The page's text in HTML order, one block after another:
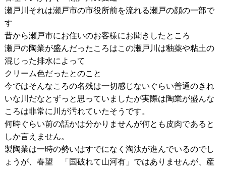
瀬戸川それは瀬戸市の市役所前を流れる瀬戸の顔の一部で
す
昔から瀬戸市にお住いのお客様にお聞きしたところ
瀬戸の陶業が盛んだったころはこの瀬戸川は釉薬や粘土の
混じった排水によって
クリーム色だったとのこと
今ではそんなころの名残は一切感じないぐらい普通のきれ
いな川だなとずっと思っていましたが実際は陶業が盛んな
ころは非常に川が汚れていたそうです。
何時ぐらい前の話かは分かりませんが何とも皮肉であると
しか言えません。
製陶業は一時の勢いはすでになく淘汰が進んでいるのでし
ょうが、春望 「国破れて山河有」ではありませんが、産